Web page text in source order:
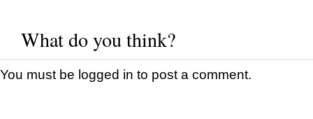
What do you think?
You must be logged in to post a comment.